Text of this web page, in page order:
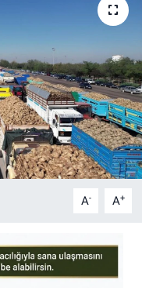
A- A+